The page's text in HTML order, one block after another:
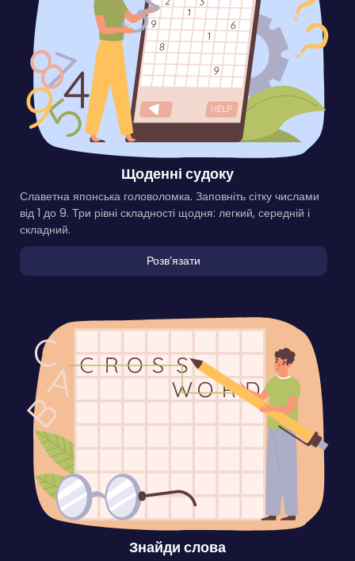
Щоденні судоку
Славетна японська головоломка. Заповніть сітку числами
від 1 до 9. Три рівні складності щодня: легкий, середній і
складний.
Розвʼязати
Знайди слова